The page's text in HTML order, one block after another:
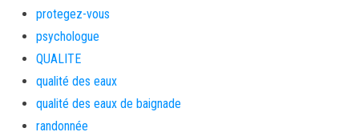
protegez-vous
psychologue
QUALITE
qualité des eaux
qualité des eaux de baignade
randonnée